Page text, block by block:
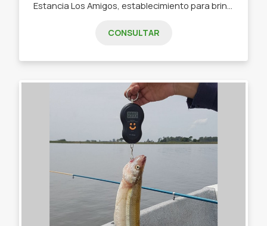
CONSULTAR